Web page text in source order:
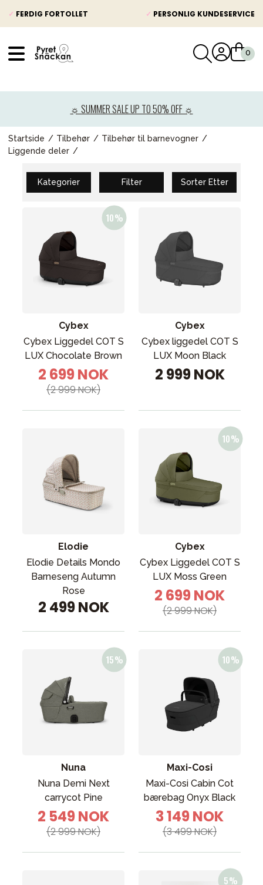
✓ FERDIG FORTOLLET ✓ PERSONLIG KUNDESERVICE
☼ SUMMER SALE UP TO 50% OFF ☼
Startside Tilbehør
Tilbehør til barnevogner
Liggende deler
Kategorier Filter Sorter Etter
Cybex
Cybex Liggedel COT S
LUX Chocolate Brown
2 699 NOK
(2 999 NOK)
Cybex
Cybex liggedel COT S
LUX Moon Black
2 999 NOK
Elodie
Elodie Details Mondo
Barneseng Autumn
Rose
2 499 NOK
Cybex
Cybex Liggedel COT S
LUX Moss Green
2 699 NOK
(2 999 NOK)
Nuna
Nuna Demi Next
carrycot Pine
2 549 NOK
(2 999 NOK)
Maxi-Cosi
Maxi-Cosi Cabin Cot
bærebag Onyx Black
3 149 NOK
(3 499 NOK)
Barnevogner
Bilstol
Barn og baby
Leker og spill
Mamma & Pappa
Møbler & seng
Tilbehør
Reservedeler
Tips om gaver
Våre favoritter
Varemerker
Veiledning
Kontakt oss på
Butikken vår